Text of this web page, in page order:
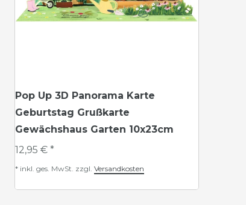
Pop Up 3D Panorama Karte
Geburtstag Grußkarte
Gewächshaus Garten 10x23cm
12,95 € *
* inkl. ges. MwSt. zzgl. Versandkosten